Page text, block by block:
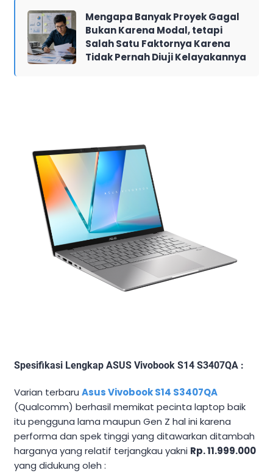
Mengapa Banyak Proyek Gagal
Bukan Karena Modal, tetapi
Salah Satu Faktornya Karena
Tidak Pernah Diuji Kelayakannya
Spesifikasi Lengkap ASUS Vivobook S14 S3407QA :
Varian terbaru Asus Vivobook S14 S3407QA
(Qualcomm) berhasil memikat pecinta laptop baik
itu pengguna lama maupun Gen Z hal ini karena
performa dan spek tinggi yang ditawarkan ditambah
harganya yang relatif terjangkau yakni Rp. 11.999.000
yang didukung oleh :